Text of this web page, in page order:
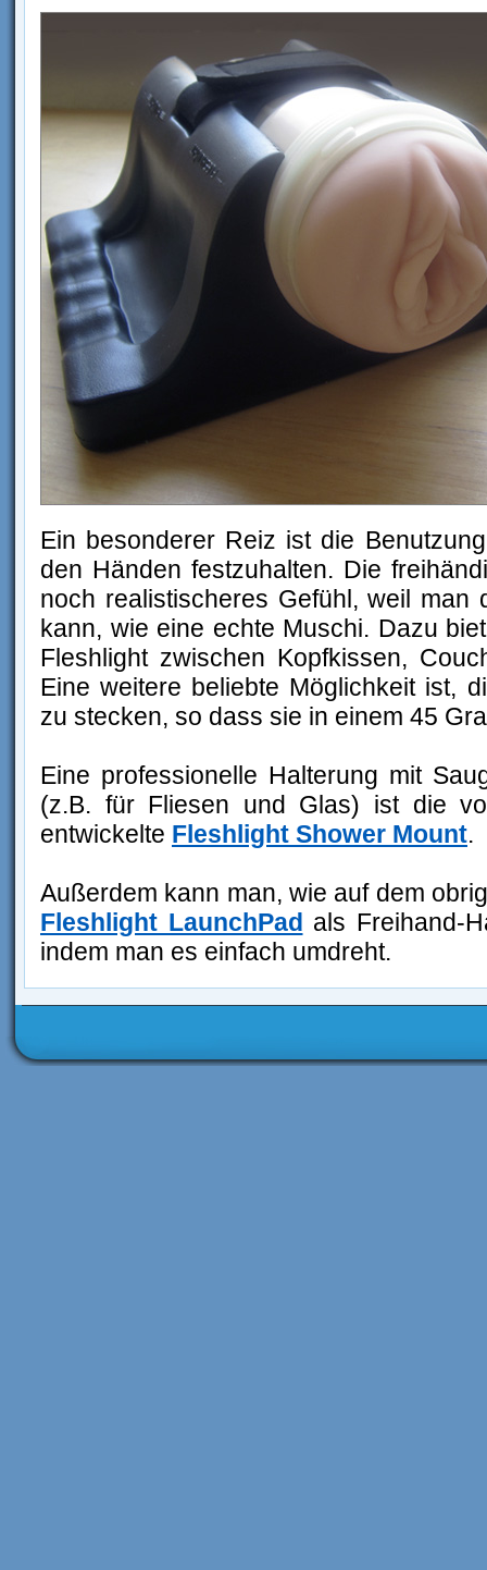
Ein besonderer Reiz ist die
den Händen festzuhalten. Die
noch realistischeres Gefühl, weil man
kann, wie eine echte Muschi. Dazu
Fleshlight zwischen Kopfkissen,
Eine weitere beliebte Möglichkeit ist,
zu stecken, so dass sie in einem 45
Eine professionelle Halterung mit
(z.B. für Fliesen und Glas) ist die
entwickelte Fleshlight Shower Mount.
Außerdem kann man, wie auf dem
Fleshlight LaunchPad als Freihand-
indem man es einfach umdreht.